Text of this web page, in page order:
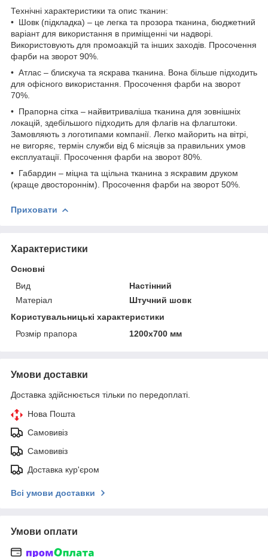
Технічні характеристики та опис тканин:
• Шовк (підкладка) – це легка та прозора тканина, бюджетний
варіант для використання в приміщенні чи надворі.
Використовують для промоакцій та інших заходів. Просочення
фарби на зворот 90%.
• Атлас – блискуча та яскрава тканина. Вона більше підходить
для офісного використання. Просочення фарби на зворот
70%.
• Прапорна сітка – найвитриваліша тканина для зовнішніх
локацій, здебільшого підходить для флагів на флагштоки.
Замовляють з логотипами компанії. Легко майорить на вітрі,
не вигоряє, термін служби від 6 місяців за правильних умов
експлуатації. Просочення фарби на зворот 80%.
• Габардин – міцна та щільна тканина з яскравим друком
(краще двостороннім). Просочення фарби на зворот 50%.
Приховати
Характеристики
Основні
Вид
Настінний
Матеріал
Штучний шовк
Користувальницькі характеристики
Розмір прапора
1200х700 мм
Умови доставки
Доставка здійснюється тільки по передоплаті.
Нова Пошта
Самовивіз
Самовивіз
Доставка кур'єром
Всі умови доставки
Умови оплати